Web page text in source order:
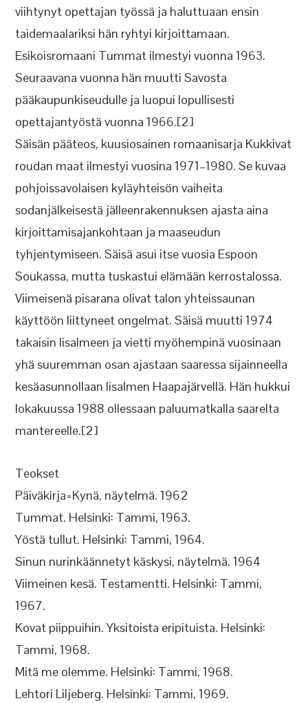
viihtynyt opettajan työssä ja haluttuaan ensin
taidemaalariksi hän ryhtyi kirjoittamaan.
Esikoisromaani Tummat ilmestyi vuonna 1963.
Seuraavana vuonna hän muutti Savosta
pääkaupunkiseudulle ja luopui lopullisesti
opettajantyöstä vuonna 1966.[2]
Säisän pääteos, kuusiosainen romaanisarja Kukkivat
roudan maat ilmestyi vuosina 1971–1980. Se kuvaa
pohjoissavolaisen kyläyhteisön vaiheita
sodanjälkeisestä jälleenrakennuksen ajasta aina
kirjoittamisajankohtaan ja maaseudun
tyhjentymiseen. Säisä asui itse vuosia Espoon
Soukassa, mutta tuskastui elämään kerrostalossa.
Viimeisenä pisarana olivat talon yhteissaunan
käyttöön liittyneet ongelmat. Säisä muutti 1974
takaisin Iisalmeen ja vietti myöhempinä vuosinaan
yhä suuremman osan ajastaan saaressa sijainneella
kesäasunnollaan Iisalmen Haapajärvellä. Hän hukkui
lokakuussa 1988 ollessaan paluumatkalla saarelta
mantereelle.[2]
Teokset
Päiväkirja=Kynä, näytelmä. 1962
Tummat. Helsinki: Tammi, 1963.
Yöstä tullut. Helsinki: Tammi, 1964.
Sinun nurinkäännetyt käskysi, näytelmä. 1964
Viimeinen kesä. Testamentti. Helsinki: Tammi,
1967.
Kovat piippuihin. Yksitoista eripituista. Helsinki:
Tammi, 1968.
Mitä me olemme. Helsinki: Tammi, 1968.
Lehtori Liljeberg. Helsinki: Tammi, 1969.